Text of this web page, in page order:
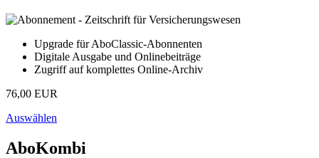
Upgrade für AboClassic-Abonnenten
Digitale Ausgabe und Onlinebeiträge
Zugriff auf komplettes Online-Archiv
76,00 EUR
Auswählen
AboKombi